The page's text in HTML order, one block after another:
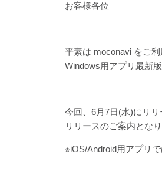
お客様各位
平素は moconavi をご
Windows用アプリ最新
今回、6月7日(水)にリ
リリースのご案内となり
※iOS/Android用アプリ